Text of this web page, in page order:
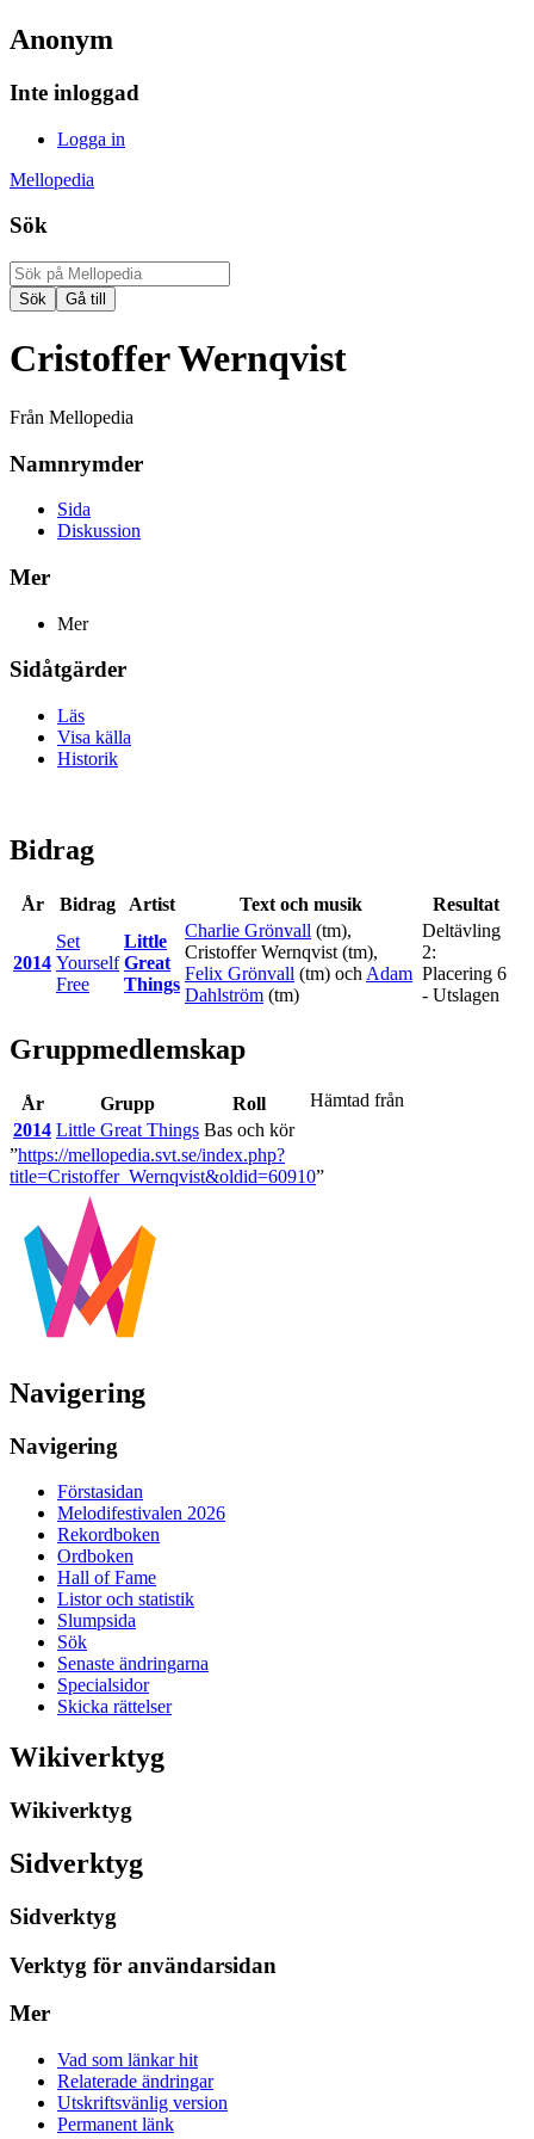
Anonym
Inte inloggad
Logga in
Mellopedia
Sök
Cristoffer Wernqvist
Från Mellopedia
Namnrymder
Sida
Diskussion
Mer
Mer
Sidåtgärder
Läs
Visa källa
Historik
Bidrag
År Bidrag Artist Text och musik Resultat
2014
Set
Yourself
Free
Little
Great
Things
Charlie Grönvall (tm),
Cristoffer Wernqvist (tm),
Felix Grönvall (tm) och Adam
Dahlström (tm)
Deltävling
2:
Placering 6
- Utslagen
Gruppmedlemskap
År Grupp
Roll
2014 Little Great Things Bas och kör
Hämtad från
”https://mellopedia.svt.se/index.php?
title=Cristoffer_Wernqvist&oldid=60910”
Navigering
Navigering
Förstasidan
Melodifestivalen 2026
Rekordboken
Ordboken
Hall of Fame
Listor och statistik
Slumpsida
Sök
Senaste ändringarna
Specialsidor
Skicka rättelser
Wikiverktyg
Wikiverktyg
Sidverktyg
Sidverktyg
Verktyg för användarsidan
Mer
Vad som länkar hit
Relaterade ändringar
Utskriftsvänlig version
Permanent länk